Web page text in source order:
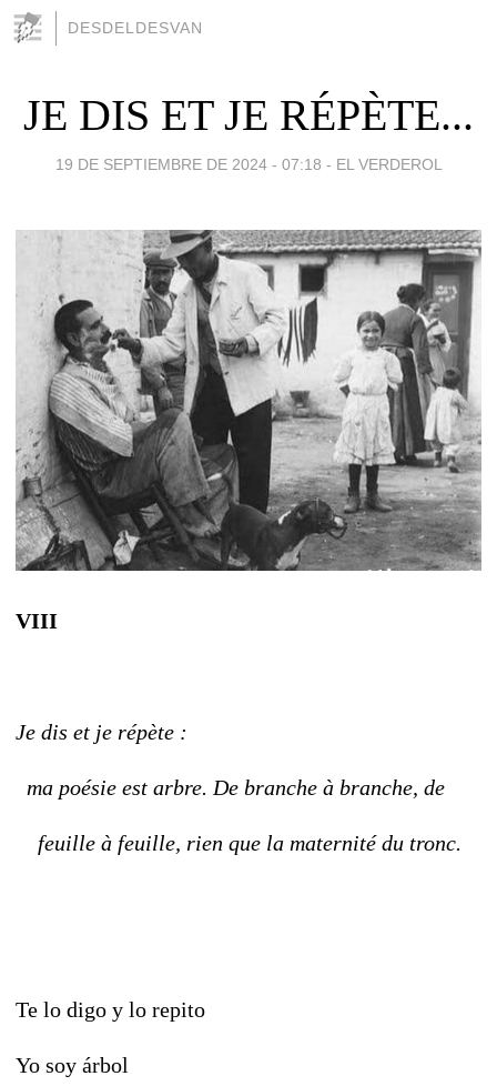
DESDELDESVAN
JE DIS ET JE RÉPÈTE...
19 DE SEPTIEMBRE DE 2024 - 07:18 - EL VERDEROL
VIII
Je dis et je répète :
ma poésie est arbre. De branche à branche, de
feuille à feuille, rien que la maternité du tronc.
Te lo digo y lo repito
Yo soy árbol